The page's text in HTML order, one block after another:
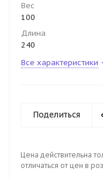
Вес
100
Длина
240
Все характеристики
Поделиться
Цена действительна
отличаться от цен в